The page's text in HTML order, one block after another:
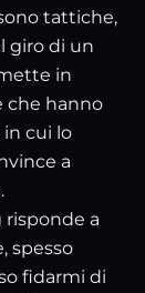
tattiche,
giro di un
in
che hanno
cui lo
a
a
spesso
fidarmi di